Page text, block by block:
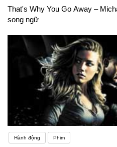
That's Why You Go Away –
song ngữ
Hành động Phim